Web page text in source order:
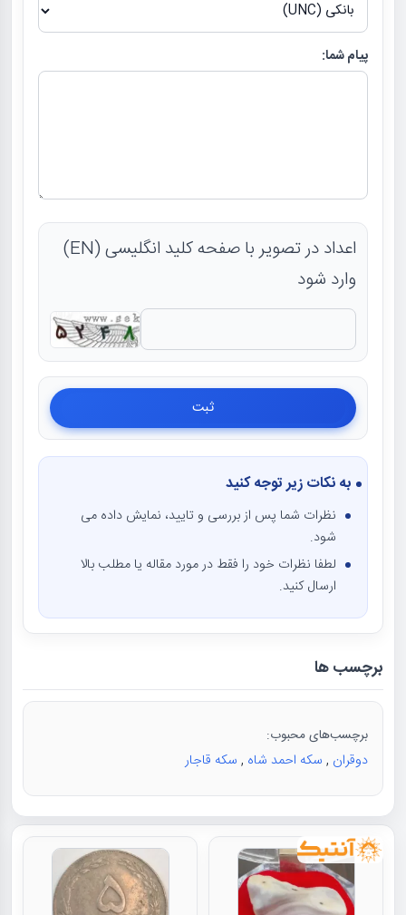
پیام شما:
اعداد در تصویر با صفحه کلید انگلیسی (EN)
وارد شود
به نکات زیر توجه کنید
نظرات شما پس از بررسی و تایید، نمایش داده می
شود.
لطفا نظرات خود را فقط در مورد مقاله یا مطلب بالا
ارسال کنید.
برچسب ها
برچسب‌های محبوب:
دوقران , سکه احمد شاه , سکه قاجار